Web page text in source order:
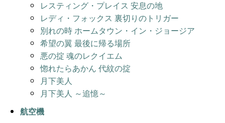
レスティング・プレイス 安息の地
レディ・フォックス 裏切りのトリガー
別れの時 ホームタウン・イン・ジョージア
希望の翼 最後に帰る場所
悪の掟 魂のレクイエム
惚れたらあかん 代紋の掟
月下美人
月下美人 ～追憶～
航空機